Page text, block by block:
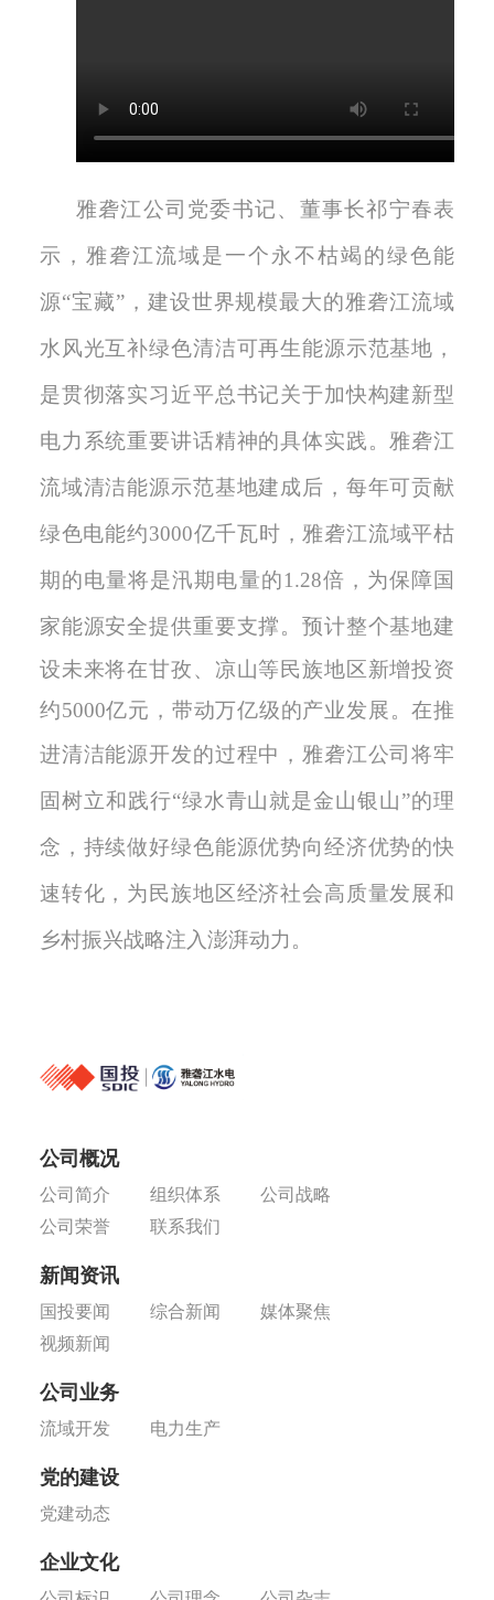
雅砻江公司党委书记、董事长祁宁春表
示，雅砻江流域是一个永不枯竭的绿色能
源“宝藏”，建设世界规模最大的雅砻江流域
水风光互补绿色清洁可再生能源示范基地，
是贯彻落实习近平总书记关于加快构建新型
电力系统重要讲话精神的具体实践。雅砻江
流域清洁能源示范基地建成后，每年可贡献
绿色电能约3000亿千瓦时，雅砻江流域平枯
期的电量将是汛期电量的1.28倍，为保障国
家能源安全提供重要支撑。预计整个基地建
设未来将在甘孜、凉山等民族地区新增投资
约5000亿元，带动万亿级的产业发展。在推
进清洁能源开发的过程中， 雅砻江公司将牢
固树立和践行“绿水青山就是金山银山”的理
念，持续做好绿色能源优势向经济优势的快
速转化， 为民族地区经济社会高质量发展和
乡村振兴战略注入澎湃动力。
公司概况
公司简介 组织体系
公司战略
公司荣誉
联系我们
新闻资讯
国投要闻 综合新闻
媒体聚焦
视频新闻
公司业务
流域开发 电力生产
党的建设
党建动态
企业文化